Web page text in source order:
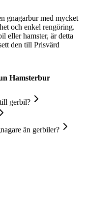
gnagarbur med mycket
och enkel rengöring.
eller hamster, är detta
den till Prisvärd
Hamsterbur
gerbil?
än gerbiler?